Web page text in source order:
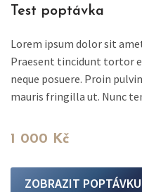
Test poptávka
Lorem ipsum dolor sit
Praesent tincidunt tortor
neque posuere. Proin
mauris fringilla ut. Nunc
1 000 Kč
ZOBRAZIT POPTÁVKU